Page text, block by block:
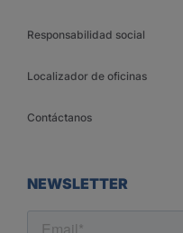
Responsabilidad social
Localizador de oficinas
Contáctanos
NEWSLETTER